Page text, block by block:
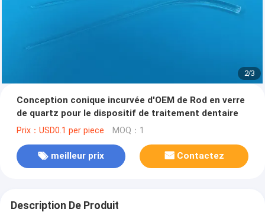
2/3
Conception conique incurvée d'OEM de Rod en verre
de quartz pour le dispositif de traitement dentaire
Prix：USD0.1 per piece MOQ：1
meilleur prix Contactez
Description De Produit